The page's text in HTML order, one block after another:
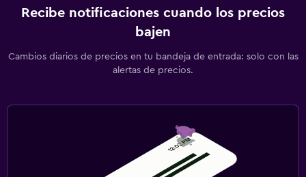
Recibe notificaciones cuando los precios
bajen
Cambios diarios de precios en tu bandeja de entrada: solo con las
alertas de precios.